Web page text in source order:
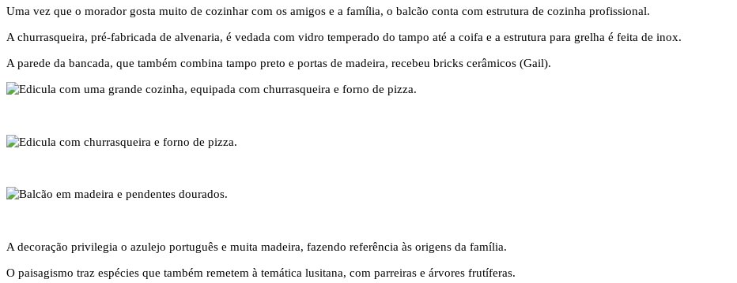
Uma vez que o morador gosta muito de cozinhar com os amigos e a família, o balcão conta com estrutura de cozinha profissional.
A churrasqueira, pré-fabricada de alvenaria, é vedada com vidro temperado do tampo até a coifa e a estrutura para grelha é feita de inox.
A parede da bancada, que também combina tampo preto e portas de madeira, recebeu bricks cerâmicos (Gail).
A decoração privilegia o azulejo português e muita madeira, fazendo referência às origens da família.
O paisagismo traz espécies que também remetem à temática lusitana, com parreiras e árvores frutíferas.